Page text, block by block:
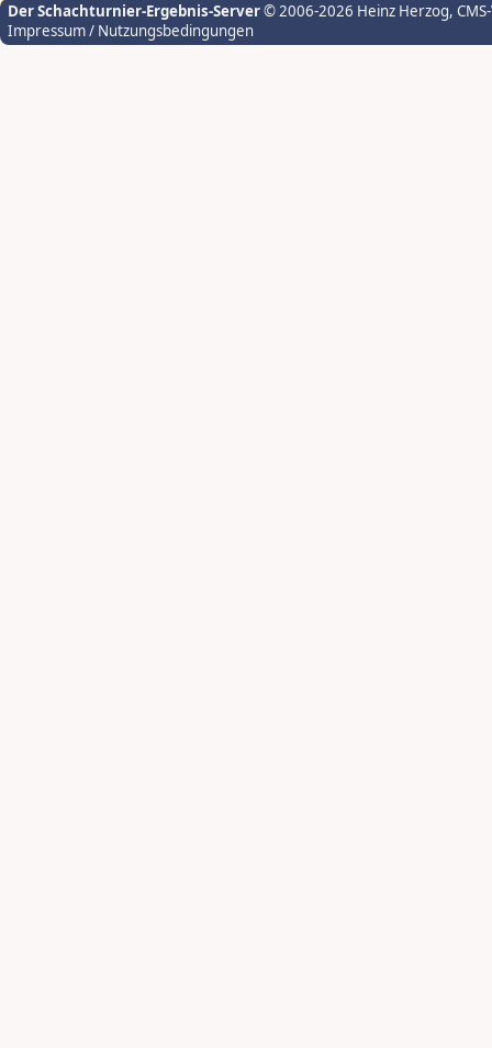
Der Schachturnier-Ergebnis-Server© 2006-2026 Heinz Herzog,
Impressum / Nutzungsbedingungen